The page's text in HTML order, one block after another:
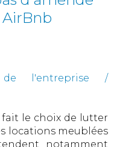
l'entreprise /
le choix de lutter
locations meublées
notamment